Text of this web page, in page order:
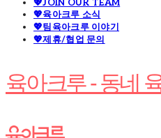
💖JOIN OUR TEAM
💖육아크루 소식
💖팀육아크루 이야기
💖제휴/협업 문의
육아크루 - 동네